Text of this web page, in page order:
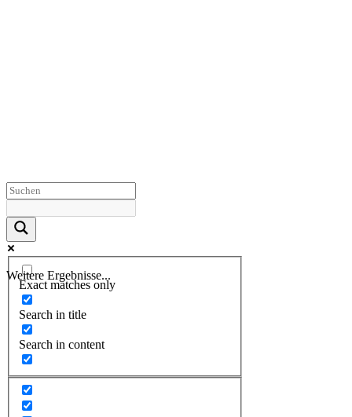
Weitere Ergebnisse...
Exact matches only
Search in title
Search in content